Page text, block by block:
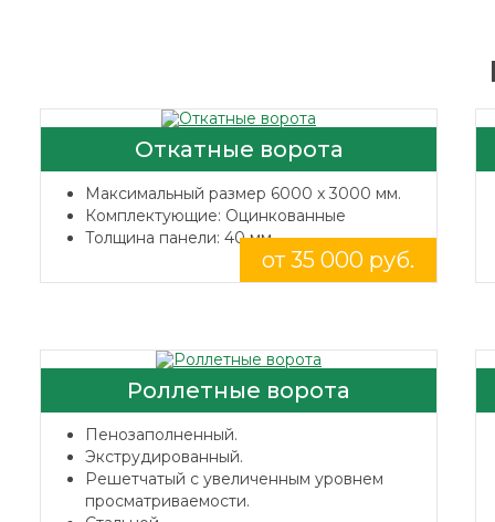
Откатные ворота
Максимальный размер 6000 x 3000 мм.
Комплектующие: Оцинкованные
Толщина панели: 40 мм.
от 35 000 руб.
Роллетные ворота
Пенозаполненный.
Экструдированный.
Решетчатый с увеличенным уровнем
просматриваемости.